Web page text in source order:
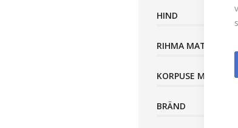
HIND
RIHMA MATERJAL
KORPUSE
BRÄND